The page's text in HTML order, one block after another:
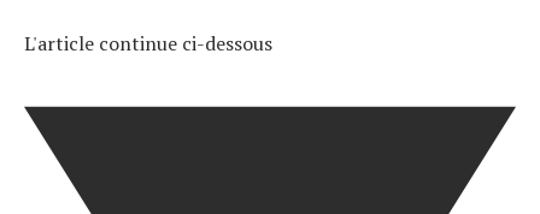
L'article continue ci-dessous